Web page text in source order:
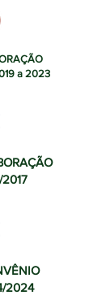
a 2023
2017
2024